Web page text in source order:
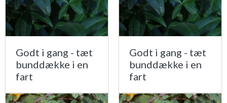
Godt i gang - tæt
bunddække i en
fart
Godt i gang - tæt
bunddække i en
fart